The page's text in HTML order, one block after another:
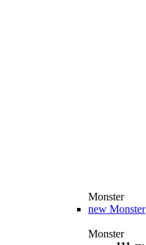
Monster
new Monster
Monster